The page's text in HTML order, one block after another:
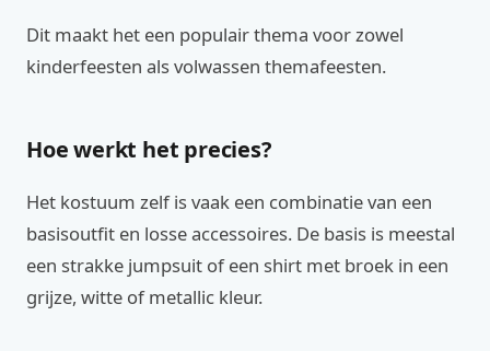
Dit maakt het een populair thema voor zowel
kinderfeesten als volwassen themafeesten.
Hoe werkt het precies?
Het kostuum zelf is vaak een combinatie van een
basisoutfit en losse accessoires. De basis is meestal
een strakke jumpsuit of een shirt met broek in een
grijze, witte of metallic kleur.